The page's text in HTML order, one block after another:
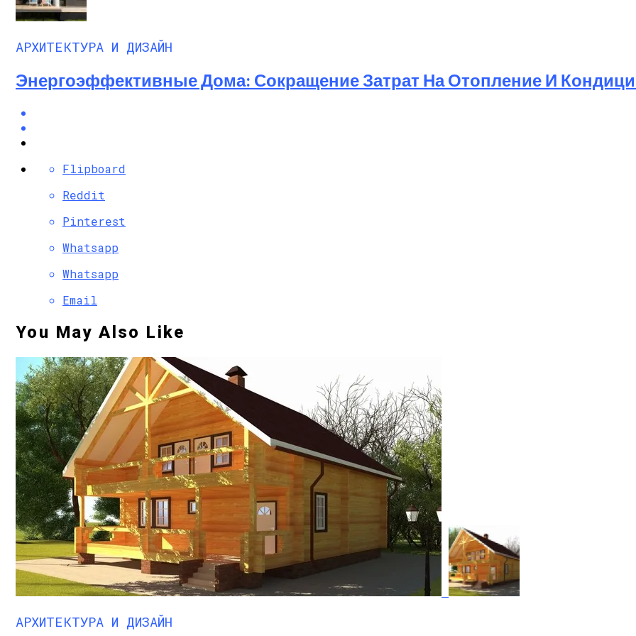
АРХИТЕКТУРА И ДИЗАЙН
Энергоэффективные Дома: Сокращение Затрат На Отопление И
Flipboard
Reddit
Pinterest
Whatsapp
Whatsapp
Email
You May Also Like
АРХИТЕКТУРА И ДИЗАЙН